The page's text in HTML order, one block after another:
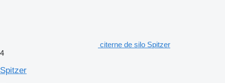
citerne de silo Spitzer
4
Spitzer